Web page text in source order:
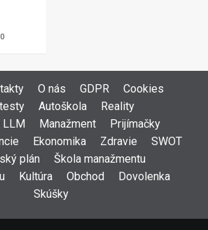
0
O nás GDPR
Cookies
Autoškola
Reality
LLM
Manažment
Prijímačky
Ekonomika Zdravie
SWOT
plán
Škola manažmentu
Kultúra Obchod
Dovolenka
Skúšky